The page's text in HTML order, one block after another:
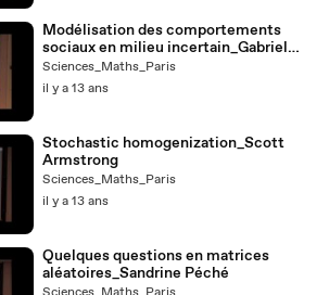
Modélisation des comportements
sociaux en milieu incertain_Gabriel
Turinici
Sciences_Maths_Paris
il y a 13 ans
Stochastic homogenization_Scott
Armstrong
Sciences_Maths_Paris
il y a 13 ans
Quelques questions en matrices
aléatoires_Sandrine Péché